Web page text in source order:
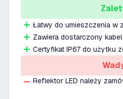
Łatwy do umieszczenia w
Zawiera dostarczony kabel
Certyfikat IP67 do użytku
Reflektor LED należy